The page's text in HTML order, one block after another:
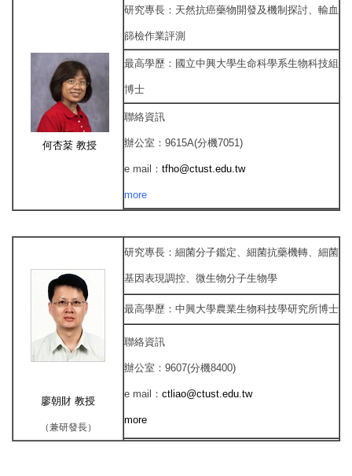
何杏棻 教授
研究專長： 天然抗癌藥物開發及機制探討、輸血
篩檢作業評測
最高學歷：國立中興大學生命科學系生物科技組
博士
聯絡資訊
辦公室： 9615A(分機7051)
e mail ： tfho@ctust.edu.tw
more
廖朝財 教授
（兼研發長）
研究專長 ： 細菌分子鑑定、細菌抗藥機轉、細菌
基因表現調控、微生物分子生物學
最高學歷 ： 中興大學農業生物科技學研究所博士
聯絡資訊
辦公室 ： 9607(分機8400)
e mail ： ctliao@ctust.edu.tw
more